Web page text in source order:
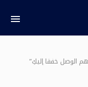
الوصل خفقا إليكِ”